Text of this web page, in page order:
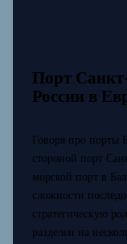
Порт
России в
Говоря про порты
стороной порт
морской порт в
сложности
стратегическую
разделен на